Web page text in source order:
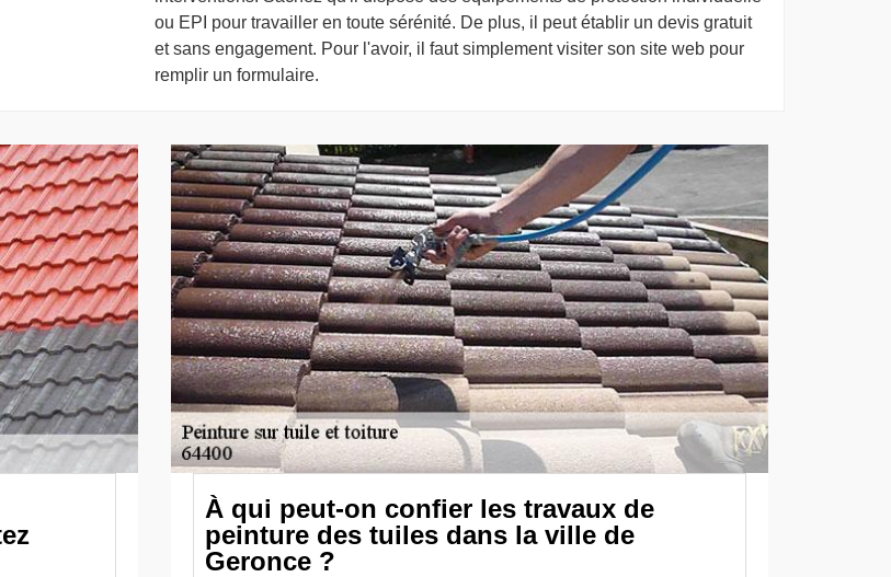
ou EPI pour travailler en toute sérénité. De plus, il peut établir un devis gratuit
et sans engagement. Pour l'avoir, il faut simplement visiter son site web pour
remplir un formulaire.
À qui peut-on confier les travaux de
peinture des tuiles dans la ville de
Geronce ?